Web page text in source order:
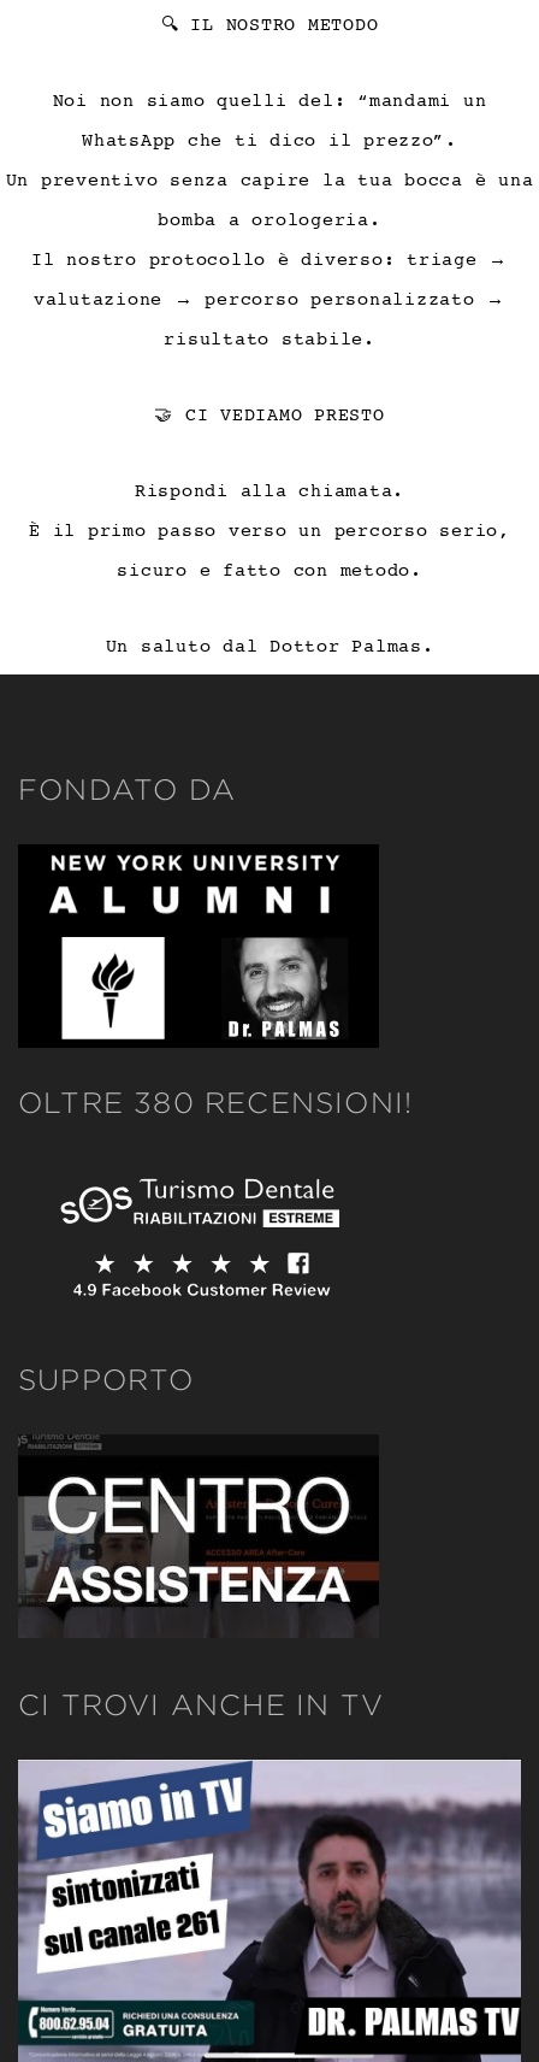
🔍 IL NOSTRO METODO
Noi non siamo quelli del: “mandami un
WhatsApp che ti dico il prezzo”.
Un preventivo senza capire la tua bocca è una
bomba a orologeria.
Il nostro protocollo è diverso: triage →
valutazione → percorso personalizzato →
risultato stabile.
🤝 CI VEDIAMO PRESTO
Rispondi alla chiamata.
È il primo passo verso un percorso serio,
sicuro e fatto con metodo.
Un saluto dal Dottor Palmas.
FONDATO DA
OLTRE 380 RECENSIONI!
SUPPORTO
CI TROVI ANCHE IN TV